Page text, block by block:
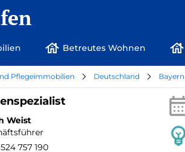
Betreutes Wohnen
Pflegeimmobilien Deutschland Bayern
Weist
757 190